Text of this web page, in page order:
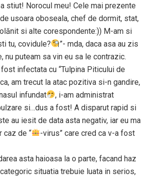
stiut! Norocul meu! Cele mai prezente
usoara oboseala, chef de dormit, stat,
si alte corespondente:)) M-am si
tu, covidule?
”- mda, daca asa au zis
nu puteam sa vin eu sa le contrazic.
infectata cu “Tulpina Piticului de
am trecut la atac pozitiva si-n gandire,
infundat
, i-am administrat
si…dus a fost! A disparut rapid si
au iesit de data asta negativ, iar eu ma
caz de “
-virus” care cred ca v-a fost
asta haioasa la o parte, facand haz
categoric situatia trebuie luata in serios,